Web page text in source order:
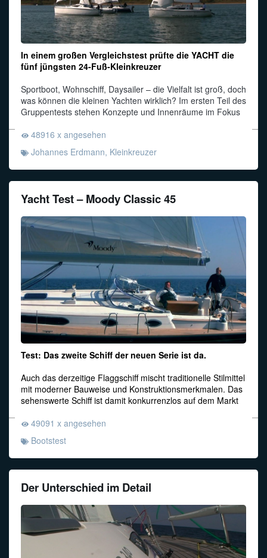
In einem großen Vergleichstest prüfte die YACHT die
fünf jüngsten 24-Fuß-Kleinkreuzer
Sportboot, Wohnschiff, Daysailer – die Vielfalt ist groß, doch
was können die kleinen Yachten wirklich? Im ersten Teil des
Gruppentests stehen Konzepte und Innenräume im Fokus
48916 x angesehen
Johannes Erdmann, Kleinkreuzer
Yacht Test – Moody Classic 45
Test: Das zweite Schiff der neuen Serie ist da.
Auch das derzeitige Flaggschiff mischt traditionelle Stilmittel
mit moderner Bauweise und Konstruktionsmerkmalen. Das
sehenswerte Schiff ist damit konkurrenzlos auf dem Markt
49091 x angesehen
Bootstest
Der Unterschied im Detail